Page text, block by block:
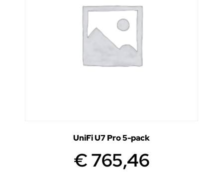
UniFi U7 Pro 5-pack
€765,46